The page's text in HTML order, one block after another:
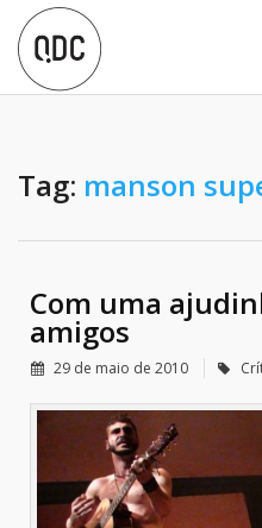
Tag: manson
Com uma
amigos
29 de maio de 2010